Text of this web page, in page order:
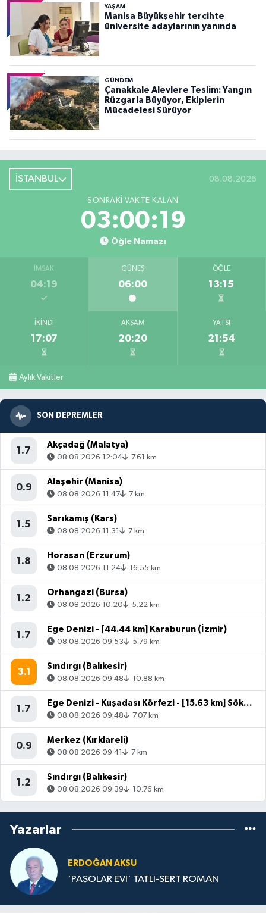
YAŞAM
Manisa Büyükşehir tercihte
üniversite adaylarının yanında
GÜNDEM
Çanakkale Alevlere Teslim: Yangın
Rüzgarla Büyüyor, Ekiplerin
Mücadelesi Sürüyor
İSTANBUL 08.08.2026
SONRAKI VAKTE KALAN
03:00:17
Öğle Namazı
İMSAK
04:19
GÜNEŞ
06:00
ÖĞLE
13:15
İKINDI
17:07
AKŞAM
20:20
YATSI
21:54
Aylık Vakitler
SON DEPREMLER
1.7
Akçadağ (Malatya)
08.08.2026 12:04 7.61 km
0.9
Alaşehir (Manisa)
08.08.2026 11:47 7 km
1.5
Sarıkamış (Kars)
08.08.2026 11:31 7 km
1.8
Horasan (Erzurum)
08.08.2026 11:24 16.55 km
1.2
Orhangazi (Bursa)
08.08.2026 10:20 5.22 km
1.7
Ege Denizi - [44.44 km] Karaburun (İzmir)
08.08.2026 09:53 5.79 km
3.1
Sındırgı (Balıkesir)
08.08.2026 09:48 10.88 km
1.7
Ege Denizi - Kuşadası Körfezi - [15.63 km] Söke (Aydın)
08.08.2026 09:48 7.07 km
0.9
Merkez (Kırklareli)
08.08.2026 09:41 7 km
1.2
Sındırgı (Balıkesir)
08.08.2026 09:39 10.76 km
Yazarlar
ERDOĞAN AKSU
'PAŞOLAR EVİ' TATLI-SERT ROMAN